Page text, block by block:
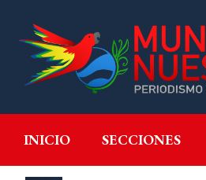
INICIO SECCIONES